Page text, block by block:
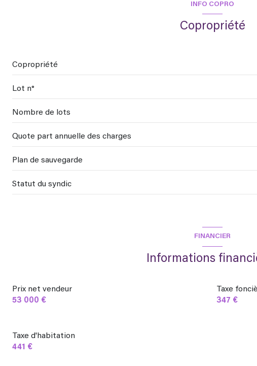
salon/sejour
loggia
cave
INFO COPRO
Copropriété
Copropriété
Lot n°
Nombre de lots
Quote part annuelle des charges
Plan de sauvegarde
Statut du syndic
FINANCIER
Informations
Prix net vendeur
53 000 €
Taxe
347 €
Taxe d'habitation
441 €